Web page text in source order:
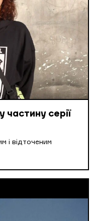
частину серії
і відточеним